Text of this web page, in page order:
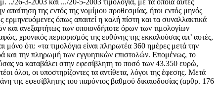
../26-3-2003 και .../20-5-2003 τιμολόγια, με τα οποία αυτές
της εντός της νομίμου προθεσμίας, ήτοι εντός μηνός
ερμηνευόμενες όπως απαιτεί η καλή πίστη και τα συναλλακτικά
και ανεξαρτήτως των οποιονδήποτε όρων των τιμολογίων
χρονικός περιορισμός της ευθύνης της εκκαλούσας απ’ αυτές,
μόνο ότι: «τα τιμολόγια είναι πληρωτέα 360 ημέρες μετά την
και την πληρωμή των εγγυητικών επιστολών. Επομένως, το
να καταβάλει στην εφεσίβλητη το ποσό των 43.350 ευρώ,
όλοι, οι υποστηρίζοντες τα αντίθετα, λόγοι της έφεσης. Μετά
της εφεσίβλητης του παρόντος βαθμού δικαιοδοσίας (αρθρ. 176